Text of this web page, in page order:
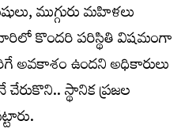
ముగ్గురు మహిళలు
కొందరి పరిస్థితి విషమంగా
అవకాశం ఉందని అధికారులు
స్థానిక ప్రజల